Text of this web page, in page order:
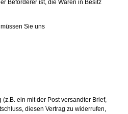
Beförderer ist, die Waren in Besitz
Sie uns
ein mit der Post versandter Brief,
diesen Vertrag zu widerrufen,